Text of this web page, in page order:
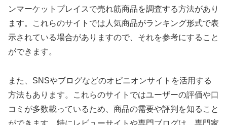
ンマーケットプレイスで売れ筋商品を調査する方法があり
ます。これらのサイトでは人気商品がランキング形式で表
示されている場合がありますので、それを参考にすること
ができます。
また、SNSやブログなどのオピニオンサイトを活用する
方法もあります。これらのサイトではユーザーの評価や口
コミが多数載っているため、商品の需要や評判を知ること
ができます。特にレビューサイトや専門ブログは、専門家